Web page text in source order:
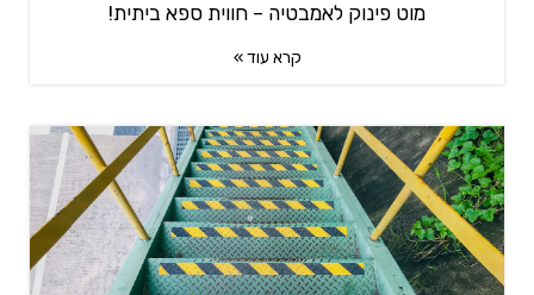
מוט פינוק לאמבטיה – חווית ספא ביתית!
קרא עוד »